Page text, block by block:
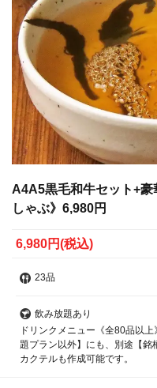
A4A5黒毛和牛セット+
しゃぶ》6,980円
6,980円(税込)
23品
飲み放題あり
ドリンクメニュー《全80品
題プラン以外】にも、別途【
カクテルも作成可能です。